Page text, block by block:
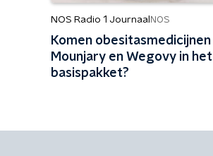
NOS Radio 1 Journaal NOS
Komen obesitasmedicijnen
Mounjary en Wegovy in het
basispakket?